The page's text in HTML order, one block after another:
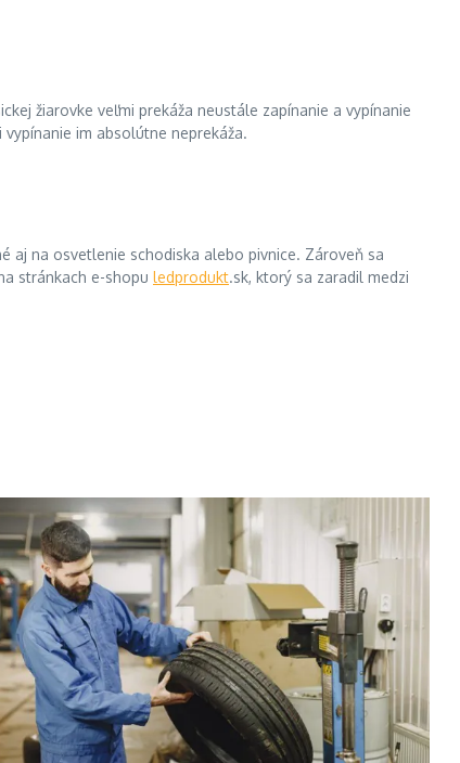
žiarovke veľmi prekáža neustále zapínanie a vypínanie
im absolútne neprekáža.
aj na osvetlenie schodiska alebo pivnice. Zároveň sa
stránkach e-shopu ledprodukt.sk, ktorý sa zaradil medzi